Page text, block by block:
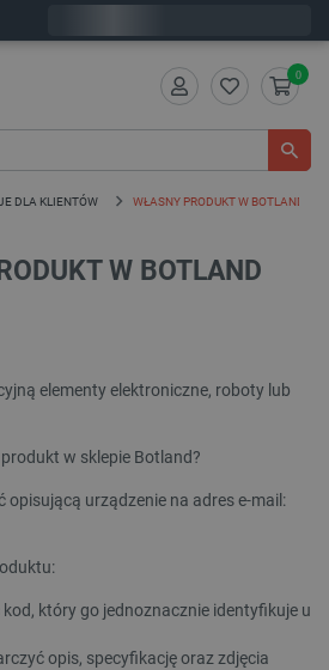
0
DLA KLIENTÓW WŁASNY PRODUKT W BOTLAND
W BOTLAND
elementy elektroniczne, roboty lub
w sklepie Botland?
opisującą urządzenie na adres e-mail:
który go jednoznacznie identyfikuje u
opis, specyfikację oraz zdjęcia